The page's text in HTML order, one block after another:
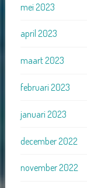
mei 2023
april 2023
maart 2023
februari 2023
januari 2023
december 2022
november 2022